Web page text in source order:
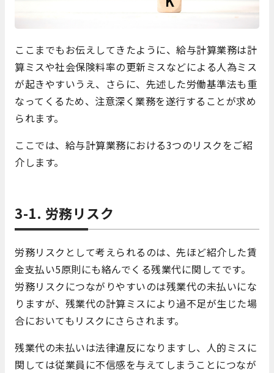
ここまでもお伝えしてきたように、給与計算業務は計
算ミスや社会保険料率の更新ミスなどによる人為ミス
が起きやすいうえ、さらに、先述した労働基準法も重
なってくるため、注意深く業務を遂行することが求め
られます。
ここでは、給与計算業務における3つのリスクをご紹
介します。
3-1. 労務リスク
労務リスクとして考えられるのは、先ほど紹介した賃
金支払い5原則にも絡んでくる残業代に関してです。
労務リスクにつながりやすいのは残業代の未払いにな
りますが、残業代の計算ミスにより過不足が生じた場
合においてもリスクにさらされます。
残業代の未払いは法律違反になりますし、人的ミスに
関しては従業員に不信感を与えてしまうことにつなが